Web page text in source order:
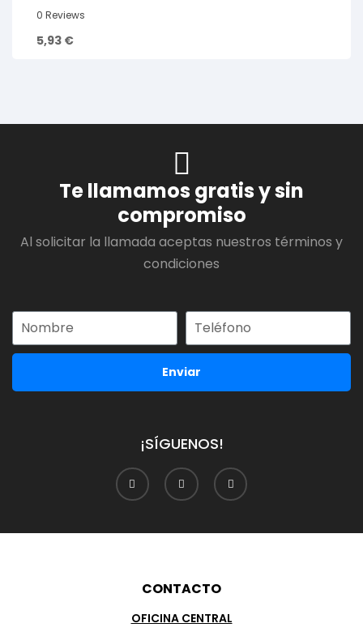
0 Reviews
5,93 €
Te llamamos gratis y sin
compromiso
Al solicitar la llamada aceptas nuestros términos y
condiciones
Enviar
¡SÍGUENOS!
CONTACTO
OFICINA CENTRAL